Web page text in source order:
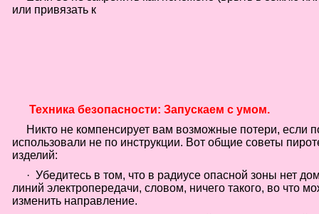
или привязать к
Техника безопасности: Запускаем с умом.
Никто не компенсирует вам возможные потери, если
использовали не по инструкции. Вот общие советы
изделий:
· Убедитесь в том, что в радиусе опасной зоны нет
линий электропередачи, словом, ничего такого, во что
изменить направление.